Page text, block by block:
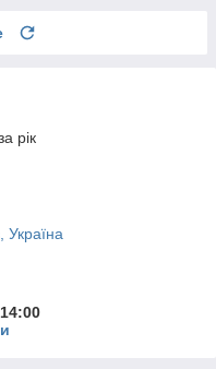
рік
Україна